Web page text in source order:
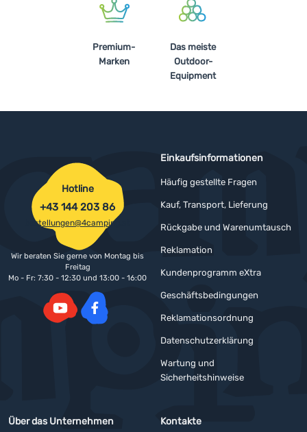
Premium-
Marken
Das meiste
Outdoor-
Equipment
Einkaufsinformationen
Häufig gestellte Fragen
Kauf, Transport, Lieferung
Rückgabe und Warenumtausch
Reklamation
Kundenprogramm eXtra
Geschäftsbedingungen
Reklamationsordnung
Datenschutzerklärung
Wartung und
Sicherheitshinweise
Über das Unternehmen Kontakte
Hotline
+43 144 203 86
bestellungen@4camping.at
Wir beraten Sie gerne von Montag bis
Freitag
Mo - Fr: 7:30 - 12:30 und 13:00 - 16:00